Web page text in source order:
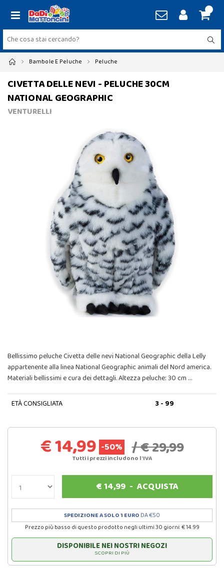
Bambole E Peluche Peluche
CIVETTA DELLE NEVI - PELUCHE 30CM
NATIONAL GEOGRAPHIC
VENTURELLI
Bellissimo peluche Civetta delle nevi National Geographic della Lelly
appartenente alla linea National Geographic animali del Nord america.
Materiali bellissimi e cura dei dettagli. Altezza peluche: 30 cm …
ETÀ CONSIGLIATA 3 - 99
€ 14,99 -50% / € 29,99
Tutti i prezzi includono l'IVA
€14,99- ACQUISTA
SPEDIZIONE A SOLO 1 EURO DA €50
Prezzo più basso di questo prodotto negli ultimi 30 giorni: € 14.99
DISPONIBILE NEI NOSTRI NEGOZI
SCOPRI DI PIÙ